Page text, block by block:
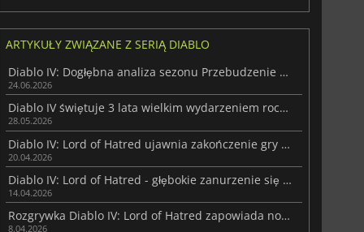
ARTYKUŁY ZWIĄZANE Z SERIĄ DIABLO
Diablo IV: Dogłębna analiza sezonu Przebudzenie Śmierci
24.06.2026
Diablo IV świętuje 3 lata wielkim wydarzeniem rocznicowym
28.05.2026
Diablo IV: Lord of Hatred ujawnia zakończenie gry w nowym filmie IGN First
20.04.2026
Diablo IV: Lord of Hatred - głębokie zanurzenie się w fabule gry
14.04.2026
Rozgrywka Diablo IV: Lord of Hatred zapowiada nową, odważną przyszłą serię
8.04.2026